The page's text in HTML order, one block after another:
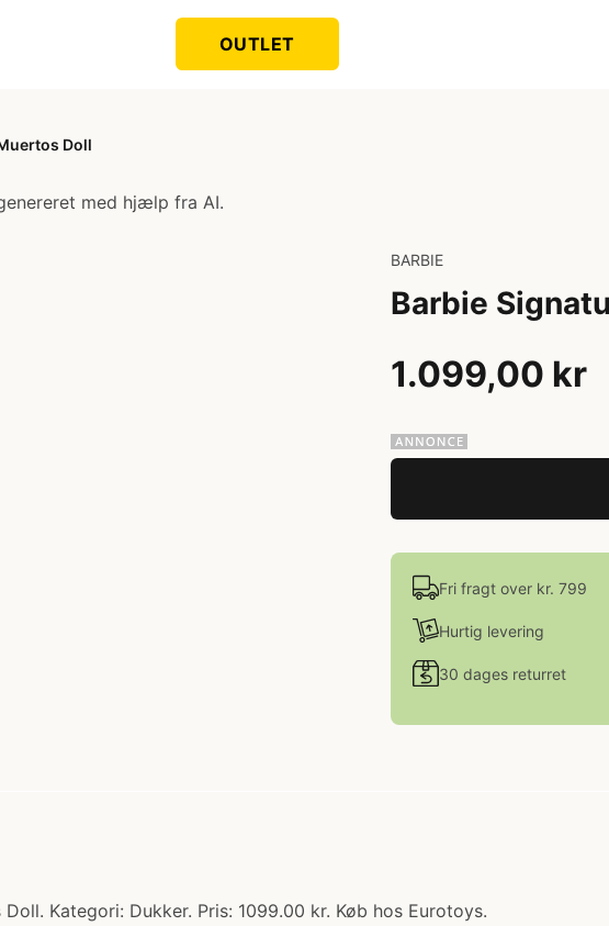
OUTLET
Doll
med hjælp fra AI.
BARBIE
Barbie
1.099,00 kr
Fri fragt over kr. 799
Hurtig levering
30 dages returret
Kategori: Dukker. Pris: 1099.00 kr. Køb hos Eurotoys.